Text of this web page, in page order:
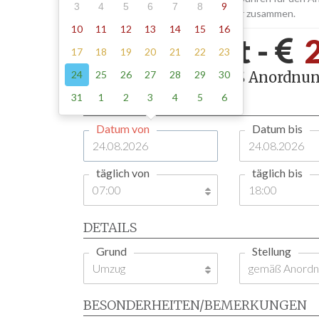
Aufstellen und Abholen der Schilder zusammen.
Brandhorst -
1 Tag , Stellung gemäß
ZEITRAUM
Datum von Datum bis
täglich von täglich bis
DETAILS
Grund Stellung
BESONDERHEITEN/BEMERKUNGEN
3
4 5 6 7 8
9
10
11 12 13 14 15
16
17
18 19 20 21 22
23
24
25 26 27 28 29
30
31
1 2 3 4 5 6